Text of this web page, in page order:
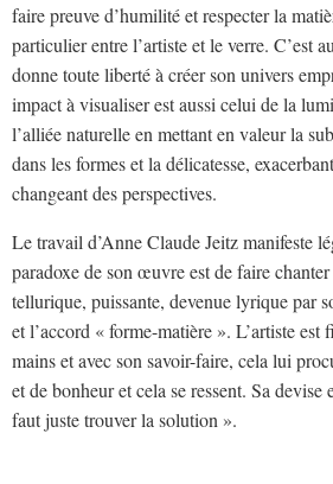
faire preuve d’humilité et respecter la
particulier entre l’artiste et le verre. C’est
donne toute liberté à créer son univers
impact à visualiser est aussi celui de la
l’alliée naturelle en mettant en valeur la
dans les formes et la délicatesse,
changeant des perspectives.
Le travail d’Anne Claude Jeitz manifeste
paradoxe de son œuvre est de faire
tellurique, puissante, devenue lyrique par
et l’accord « forme-matière ». L’artiste est
mains et avec son savoir-faire, cela lui
et de bonheur et cela se ressent. Sa
faut juste trouver la solution ».